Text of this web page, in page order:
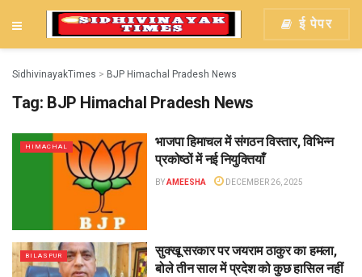
ई पेपर
SidhivinayakTimes > BJP Himachal Pradesh News
Tag: BJP Himachal Pradesh News
HIMACHAL
भाजपा हिमाचल में संगठन विस्तार, विभिन्न
प्रकोष्ठों में नई नियुक्तियाँ
BYAMEESHA DECEMBER 26, 2025
BILASPUR
सुक्खू सरकार पर जयराम ठाकुर का हमला,
बोले तीन साल में प्रदेश को कुछ हासिल नहीं